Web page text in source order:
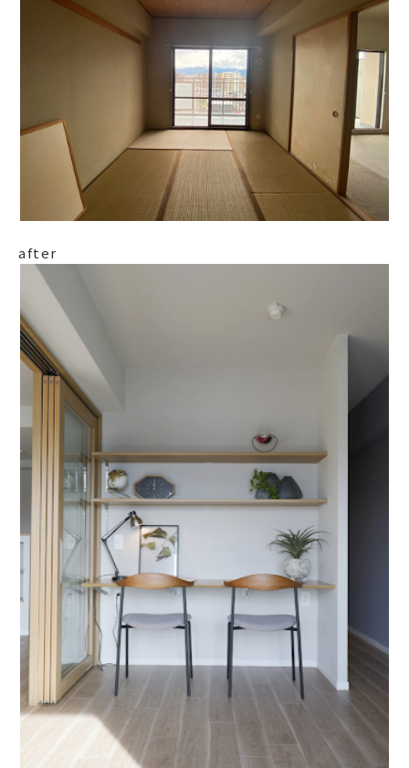
after